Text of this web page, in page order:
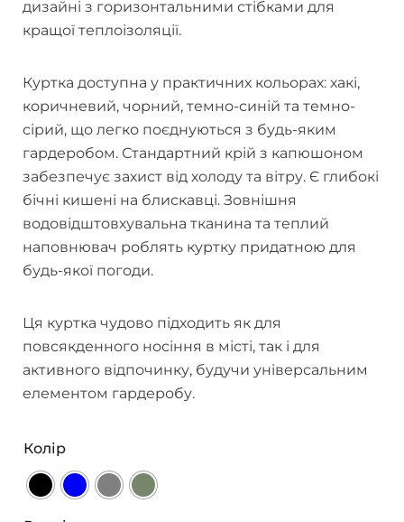
дизайні з горизонтальними стібками для
кращої теплоізоляції.
Куртка доступна у практичних кольорах: хакі,
коричневий, чорний, темно-синій та темно-
сірий, що легко поєднуються з будь-яким
гардеробом. Стандартний крій з капюшоном
забезпечує захист від холоду та вітру. Є глибокі
бічні кишені на блискавці. Зовнішня
водовідштовхувальна тканина та теплий
наповнювач роблять куртку придатною для
будь-якої погоди.
Ця куртка чудово підходить як для
повсякденного носіння в місті, так і для
активного відпочинку, будучи універсальним
елементом гардеробу.
Колір